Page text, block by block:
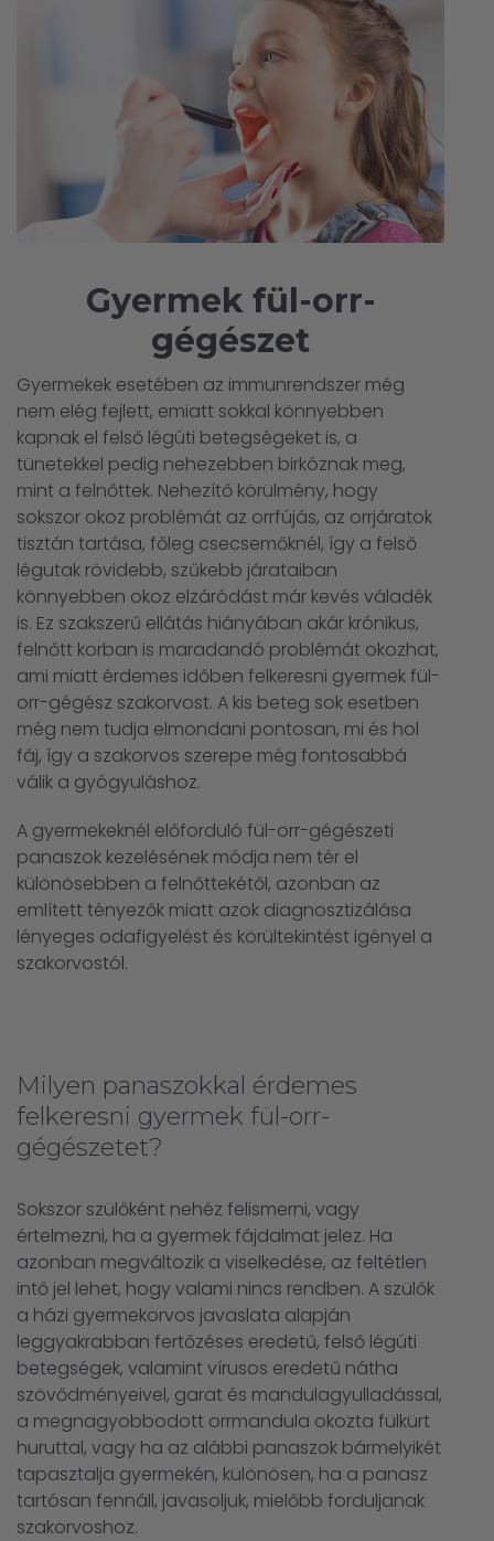
Gyermek fül-orr-
gégészet
Gyermekek esetében az immunrendszer még
nem elég fejlett, emiatt sokkal könnyebben
kapnak el felső légúti betegségeket is, a
tünetekkel pedig nehezebben birkóznak meg,
mint a felnőttek. Nehezítő körülmény, hogy
sokszor okoz problémát az orrfújás, az orrjáratok
tisztán tartása, főleg csecsemőknél, így a felső
légutak rövidebb, szűkebb járataiban
könnyebben okoz elzáródást már kevés váladék
is. Ez szakszerű ellátás hiányában akár krónikus,
felnőtt korban is maradandó problémát okozhat,
ami miatt érdemes időben felkeresni gyermek fül-
orr-gégész szakorvost. A kis beteg sok esetben
még nem tudja elmondani pontosan, mi és hol
fáj, így a szakorvos szerepe még fontosabbá
válik a gyógyuláshoz.
A gyermekeknél előforduló fül-orr-gégészeti
panaszok kezelésének módja nem tér el
különösebben a felnőttekétől, azonban az
említett tényezők miatt azok diagnosztizálása
lényeges odafigyelést és körültekintést igényel a
szakorvostól.
Milyen panaszokkal érdemes
felkeresni gyermek fül-orr-
gégészetet?
Sokszor szülőként nehéz felismerni, vagy
értelmezni, ha a gyermek fájdalmat jelez. Ha
azonban megváltozik a viselkedése, az feltétlen
intő jel lehet, hogy valami nincs rendben. A szülők
a házi gyermekorvos javaslata alapján
leggyakrabban fertőzéses eredetű, felső légúti
betegségek, valamint vírusos eredetű nátha
szövődményeivel, garat és mandulagyulladással,
a megnagyobbodott orrmandula okozta fülkürt
huruttal, vagy ha az alábbi panaszok bármelyikét
tapasztalja gyermekén, különösen, ha a panasz
tartósan fennáll, javasoljuk, mielőbb forduljanak
szakorvoshoz.